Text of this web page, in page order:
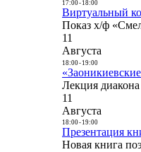
17:00- 18:00
Виртуальный
Показ х/ф
11
Августа
18:00- 19:00
Лекция
11
Августа
18:00- 19:00
Презентация
Новая книга